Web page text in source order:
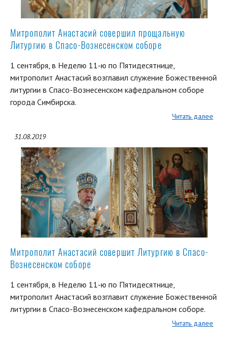
Митрополит Анастасий совершил прощальную
Литургию в Спасо-Вознесенском соборе
1 сентября, в Неделю 11-ю по Пятидесятнице,
митрополит Анастасий возглавил служение Божественной
литургии в Спасо-Вознесенском кафедральном соборе
города Симбирска.
Читать далее
31.08.2019
Митрополит Анастасий совершит Литургию в Спасо-
Вознесенском соборе
1 сентября, в Неделю 11-ю по Пятидесятнице,
митрополит Анастасий возглавит служение Божественной
литургии в Спасо-Вознесенском кафедральном соборе.
Читать далее